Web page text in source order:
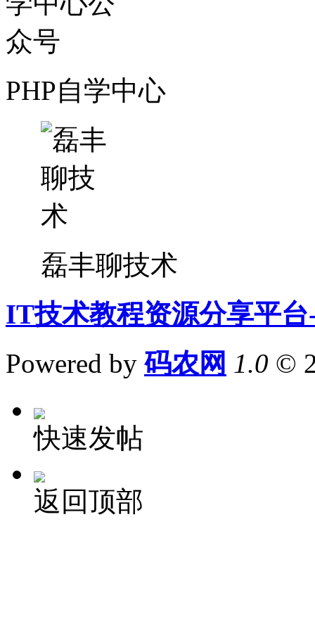
PHP自学中心
磊丰聊技术
IT技术教程资源分享平
Powered by 码农网 1.0 ©
快速发帖
返回顶部